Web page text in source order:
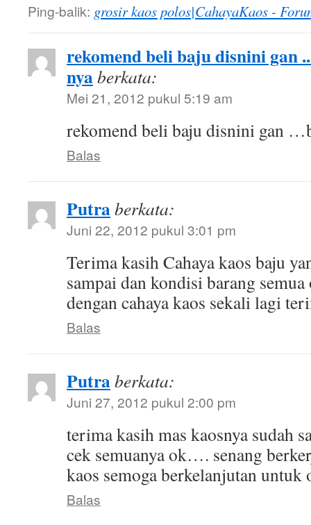
Ping-balik: grosir kaos polos|CahayaKaos -
rekomend beli baju disnini gan
nyaberkata:
Mei 21, 2012 pukul 5:19 am
rekomend beli baju disnini gan
Balas
Putraberkata:
Juni 22, 2012 pukul 3:01 pm
Terima kasih Cahaya kaos baju
sampai dan kondisi barang
dengan cahaya kaos sekali lagi
Balas
Putraberkata:
Juni 27, 2012 pukul 2:00 pm
terima kasih mas kaosnya sudah
cek semuanya ok…. senang
kaos semoga berkelanjutan untuk
Balas